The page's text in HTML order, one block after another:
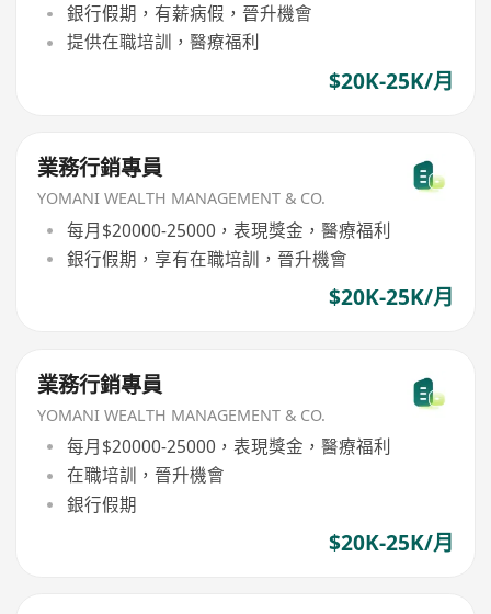
銀行假期，有薪病假，晉升機會
提供在職培訓，醫療福利
$20K-25K/月
業務行銷專員
YOMANI WEALTH MANAGEMENT & CO.
每月$20000-25000，表現獎金，醫療福利
銀行假期，享有在職培訓，晉升機會
$20K-25K/月
業務行銷專員
YOMANI WEALTH MANAGEMENT & CO.
每月$20000-25000，表現獎金，醫療福利
在職培訓，晉升機會
銀行假期
$20K-25K/月